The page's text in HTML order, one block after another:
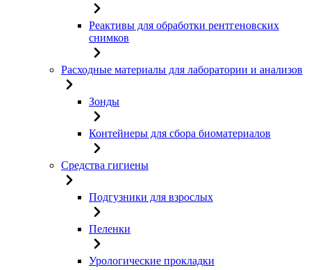
Реактивы для обработки рентгеновских
снимков
Расходные материалы для лаборатории и анализов
Зонды
Контейнеры для сбора биоматериалов
Средства гигиены
Подгузники для взрослых
Пеленки
Урологические прокладки